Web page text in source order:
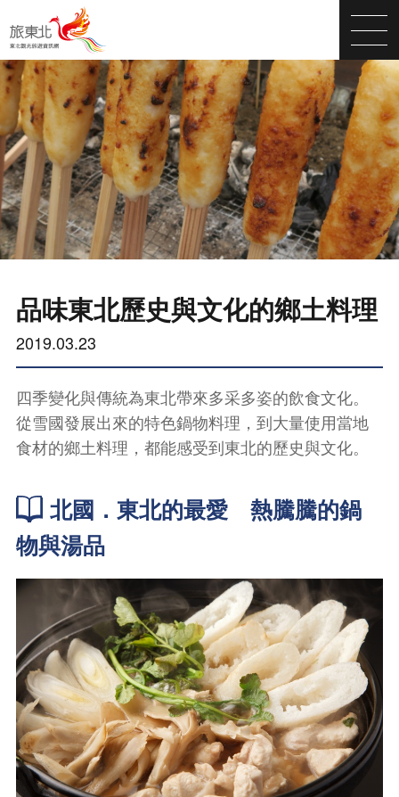
品味東北歷史與文化的鄉土料理
2019.03.23
四季變化與傳統為東北帶來多采多姿的飲食文化。
從雪國發展出來的特色鍋物料理，到大量使用當地
食材的鄉土料理，都能感受到東北的歷史與文化。
北國．東北的最愛 熱騰騰的鍋
物與湯品